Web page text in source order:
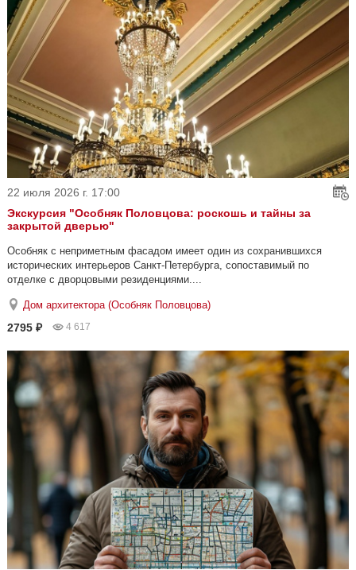
22 июля 2026 г. 17:00
Экскурсия "Особняк Половцова: роскошь и тайны за
закрытой дверью"
Особняк с неприметным фасадом имеет один из сохранившихся
исторических интерьеров Санкт-Петербурга, сопоставимый по
отделке с дворцовыми резиденциями....
Дом архитектора (Особняк Половцова)
2795 ₽ 4 617